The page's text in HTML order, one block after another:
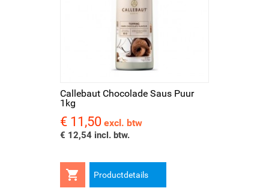
Callebaut Chocolade Saus Puur
1kg
Prijs
€ 11,50 excl. btw
€ 12,54 incl. btw.
 Productdetails